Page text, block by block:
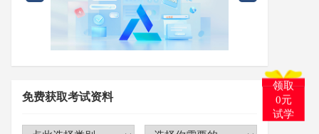
免费获取考试资料
领取
0元
试学